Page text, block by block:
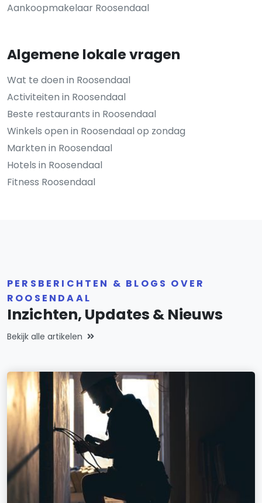
Aankoopmakelaar Roosendaal
Algemene lokale vragen
Wat te doen in Roosendaal
Activiteiten in Roosendaal
Beste restaurants in Roosendaal
Winkels open in Roosendaal op zondag
Markten in Roosendaal
Hotels in Roosendaal
Fitness Roosendaal
PERSBERICHTEN & BLOGS OVER
ROOSENDAAL
Inzichten, Updates & Nieuws
Bekijk alle artikelen